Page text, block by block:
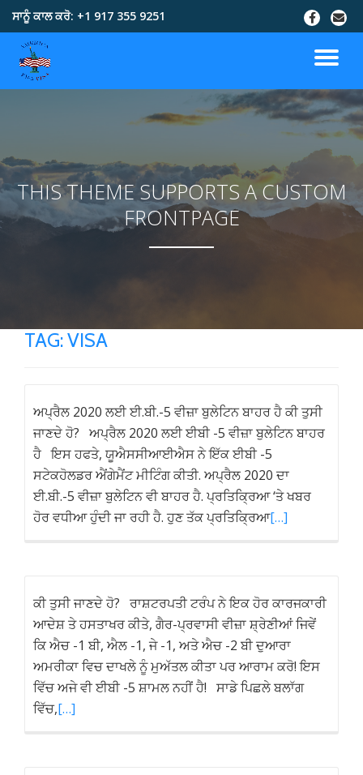
content
ਸਾਨੂੰ ਕਾਲ ਕਰੋ: +1 917 355 9251
THIS THEME SUPPORTS A CUSTOM
FRONTPAGE
TAG:VISA
ਅਪ੍ਰੈਲ 2020 ਲਈ ਈ.ਬੀ.-5 ਵੀਜ਼ਾ ਬੁਲੇਟਿਨ ਬਾਹਰ ਹੈ ਕੀ ਤੁਸੀ
ਜਾਣਦੇ ਹੋ? ਅਪ੍ਰੈਲ 2020 ਲਈ ਈਬੀ -5 ਵੀਜ਼ਾ ਬੁਲੇਟਿਨ ਬਾਹਰ
ਹੈ ਇਸ ਹਫਤੇ, ਯੂਐਸਸੀਆਈਐਸ ਨੇ ਇੱਕ ਈਬੀ -5
ਸਟੇਕਹੋਲਡਰ ਐਂਗੇਮੈਂਟ ਮੀਟਿੰਗ ਕੀਤੀ. ਅਪ੍ਰੈਲ 2020 ਦਾ
ਈ.ਬੀ.-5 ਵੀਜ਼ਾ ਬੁਲੇਟਿਨ ਵੀ ਬਾਹਰ ਹੈ. ਪ੍ਰਤਿਕ੍ਰਿਆ ‘ਤੇ ਖਬਰ
ਹੋਰ ਵਧੀਆ ਹੁੰਦੀ ਜਾ ਰਹੀ ਹੈ. ਹੁਣ ਤੱਕ ਪ੍ਰਤਿਕ੍ਰਿਆ[…]
ਕੀ ਤੁਸੀ ਜਾਣਦੇ ਹੋ? ਰਾਸ਼ਟਰਪਤੀ ਟਰੰਪ ਨੇ ਇਕ ਹੋਰ ਕਾਰਜਕਾਰੀ
ਆਦੇਸ਼ ਤੇ ਹਸਤਾਖਰ ਕੀਤੇ, ਗੈਰ-ਪ੍ਰਵਾਸੀ ਵੀਜ਼ਾ ਸ਼੍ਰੇਣੀਆਂ ਜਿਵੇਂ
ਕਿ ਐਚ -1 ਬੀ, ਐਲ -1, ਜੇ -1, ਅਤੇ ਐਚ -2 ਬੀ ਦੁਆਰਾ
ਅਮਰੀਕਾ ਵਿਚ ਦਾਖਲੇ ਨੂੰ ਮੁਅੱਤਲ ਕੀਤਾ ਪਰ ਆਰਾਮ ਕਰੋ! ਇਸ
ਵਿੱਚ ਅਜੇ ਵੀ ਈਬੀ -5 ਸ਼ਾਮਲ ਨਹੀਂ ਹੈ! ਸਾਡੇ ਪਿਛਲੇ ਬਲਾੱਗ
ਵਿੱਚ,[…]